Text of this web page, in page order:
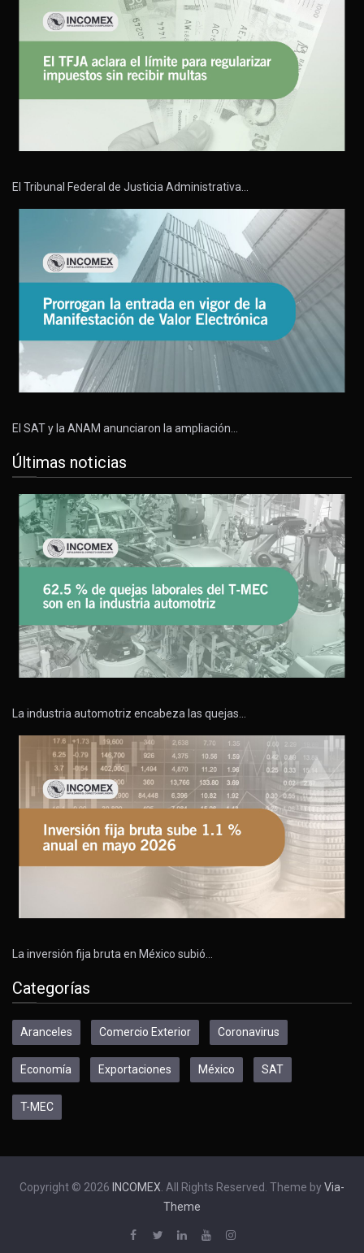
El Tribunal Federal de Justicia Administrativa…
El SAT y la ANAM anunciaron la ampliación…
Últimas noticias
La industria automotriz encabeza las quejas…
La inversión fija bruta en México subió…
Categorías
Aranceles Comercio Exterior Coronavirus
Economía Exportaciones México SAT
T-MEC
Copyright © 2026 INCOMEX. All Rights Reserved. Theme by Via-
Theme